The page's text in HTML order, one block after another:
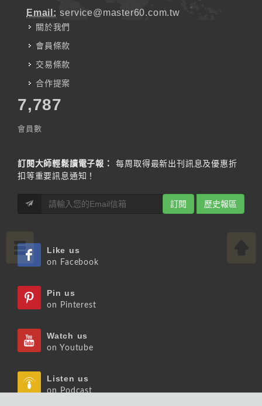
Email: service@master60.com.tw
關於我們
會員條款
交易條款
合作提案
7,787
會員數
訂閱大師輕鬆讀電子報：
每周取得最新出刊訊息及優惠折
扣等重要訊息通知！
訂閱 歷史報區
Like us
on Facebook
Pin us
on Pinterest
Watch us
on Youtube
Listen us
on Podcast